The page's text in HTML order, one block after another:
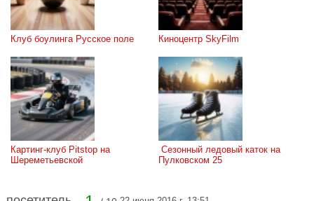
Клуб боулинга Русское поле Киноцентр SkyFilm
Картинг-клуб Pitstop на
Шереметьевской
Пулковском 25